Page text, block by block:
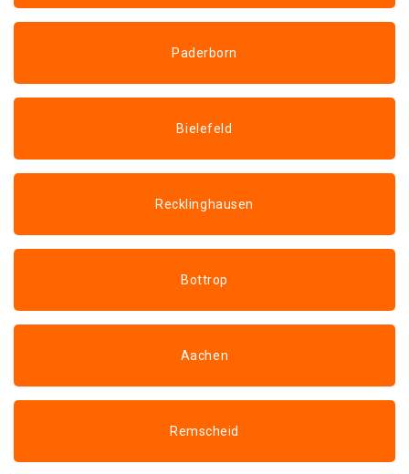
Paderborn
Bielefeld
Recklinghausen
Bottrop
Aachen
Remscheid